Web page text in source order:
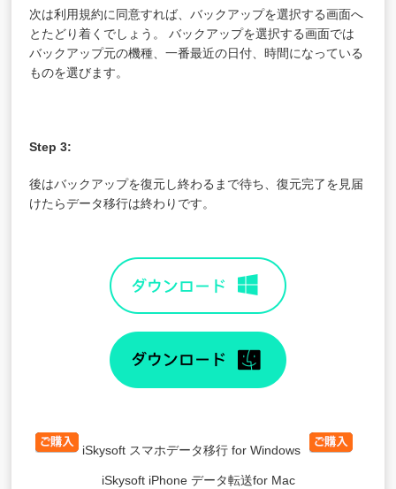
次は利用規約に同意すれば、バックアップを選択する画面へ
とたどり着くでしょう。 バックアップを選択する画面では
バックアップ元の機種、一番最近の日付、時間になっている
ものを選びます。
Step 3:
後はバックアップを復元し終わるまで待ち、復元完了を見届
けたらデータ移行は終わりです。
iSkysoft スマホデータ移行 for Windows
iSkysoft iPhone データ転送for Mac